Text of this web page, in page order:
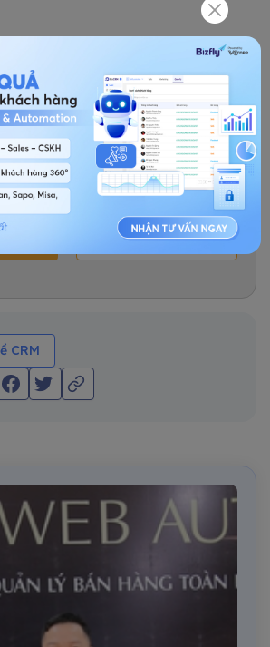
ứng dụng AI - Giải pháp
mọi ngành nghề
từ Bán lẻ, Giáo dục đến Bất
phẩm, Thẩm mỹ.... đã chọn
chúng tôi
TÌM HIỂU THÊM
CRM